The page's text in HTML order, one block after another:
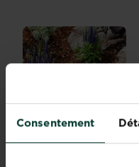
Consentement
tomate
(Solanum
lycopersicum
coup
d’éclat